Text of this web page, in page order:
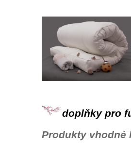
doplňky pro
Produkty vhodné